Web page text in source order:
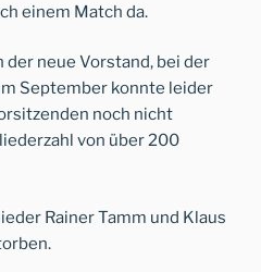
einem Match da.
der neue Vorstand, bei der
September konnte leider
noch nicht
von über 200
Rainer Tamm und Klaus